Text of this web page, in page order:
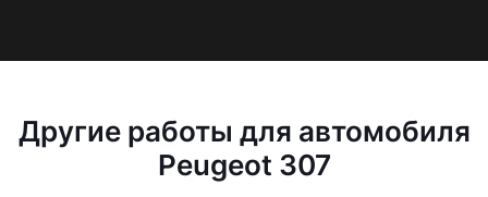
Другие работы для автомобиля
Peugeot 307